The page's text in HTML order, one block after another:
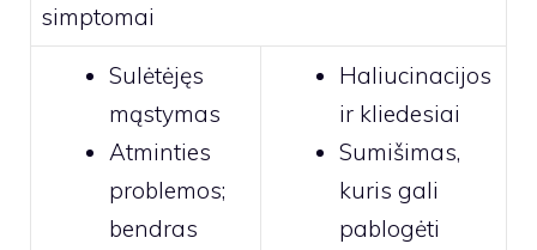
simptomai
Sulėtėjęs
mąstymas
Atminties
problemos;
bendras
Haliucinacijos
ir kliedesiai
Sumišimas,
kuris gali
pablogėti